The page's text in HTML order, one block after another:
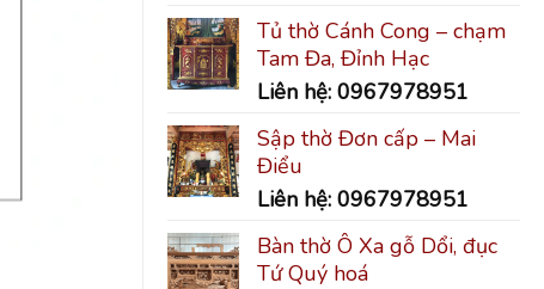
Tủ thờ Cánh Cong – chạm
Tam Đa, Đỉnh Hạc
Liên hệ: 0967978951
Sập thờ Đơn cấp – Mai
Điểu
Liên hệ: 0967978951
Bàn thờ Ô Xa gỗ Dổi, đục
Tứ Quý hoá